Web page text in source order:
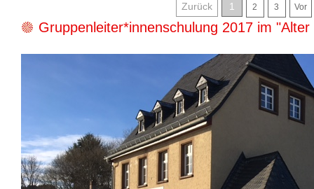
Zurück 1 2 3 Vor
Gruppenleiter*innenschulung 2017 im